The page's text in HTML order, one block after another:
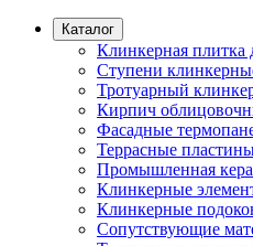
Каталог
Клинкерная плитка
Ступени
Тротуарный
Кирпич
Фасадные
Террасные
Промышленная
Клинкерные
Клинкерные
Сопутствующие